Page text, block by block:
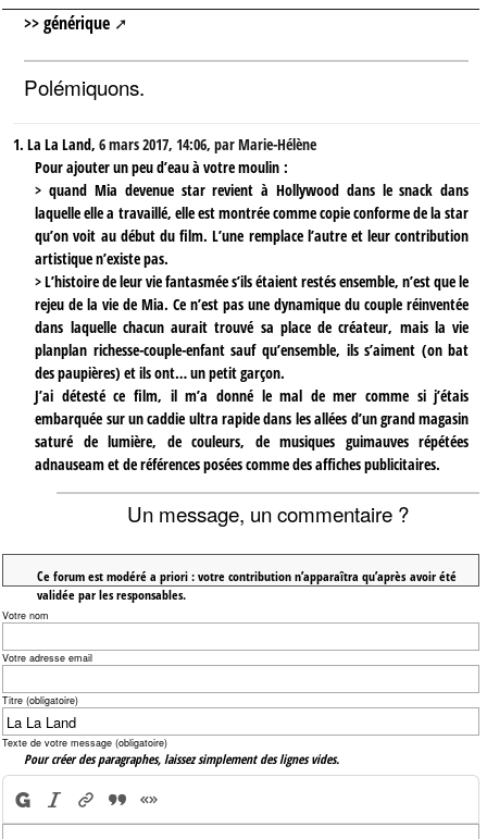
>> générique
Polémiquons.
1. La La Land,6 mars 2017, 14:06,parMarie-Hélène
Pour ajouter un peu d’eau à votre moulin :
> quand Mia devenue star revient à Hollywood dans le snack dans
laquelle elle a travaillé, elle est montrée comme copie conforme de la star
qu’on voit au début du film. L’une remplace l’autre et leur contribution
artistique n’existe pas.
> L’histoire de leur vie fantasmée s’ils étaient restés ensemble, n’est que le
rejeu de la vie de Mia. Ce n’est pas une dynamique du couple réinventée
dans laquelle chacun aurait trouvé sa place de créateur, mais la vie
planplan richesse-couple-enfant sauf qu’ensemble, ils s’aiment (on bat
des paupières) et ils ont… un petit garçon.
J’ai détesté ce film, il m’a donné le mal de mer comme si j’étais
embarquée sur un caddie ultra rapide dans les allées d’un grand magasin
saturé de lumière, de couleurs, de musiques guimauves répétées
adnauseam et de références posées comme des affiches publicitaires.
Un message, un commentaire ?
Ce forum est modéré a priori : votre contribution n’apparaîtra qu’après avoir été
validée par les responsables.
Votre nom
Votre adresse email
Titre (obligatoire)
Texte de votre message (obligatoire)
Pour créer des paragraphes, laissez simplement des lignes vides.